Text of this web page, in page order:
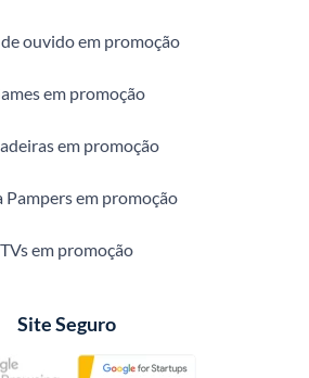
de ouvido em promoção
em promoção
em promoção
Pampers em promoção
TVs em promoção
Site Seguro